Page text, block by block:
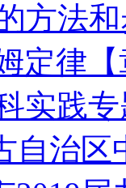
方法
定律
实践
自治